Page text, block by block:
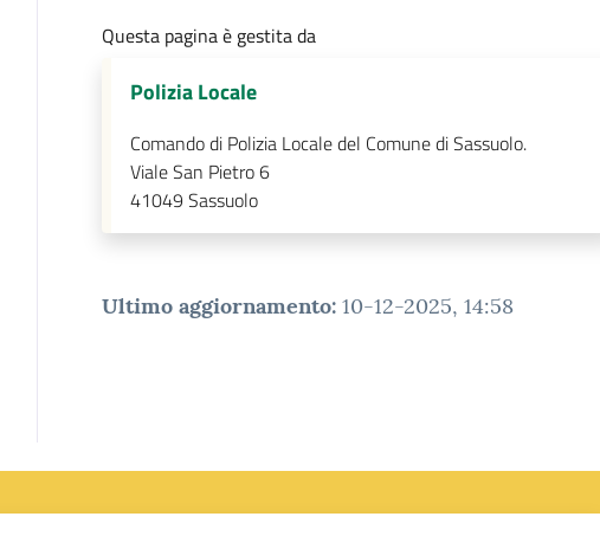
Questa pagina è gestita da
Polizia Locale
Comando di Polizia Locale del Comune di Sassuolo.
Viale San Pietro 6
41049 Sassuolo
Ultimo aggiornamento: 10-12-2025, 14:58